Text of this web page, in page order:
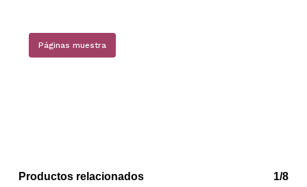
Páginas muestra
Productos relacionados 1/8